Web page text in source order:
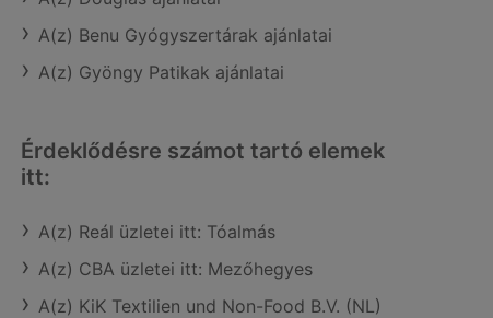
A(z) Benu Gyógyszertárak ajánlatai
A(z) Gyöngy Patikak ajánlatai
Érdeklődésre számot tartó elemek
itt:
A(z) Reál üzletei itt: Tóalmás
A(z) CBA üzletei itt: Mezőhegyes
A(z) KiK Textilien und Non-Food B.V. (NL)